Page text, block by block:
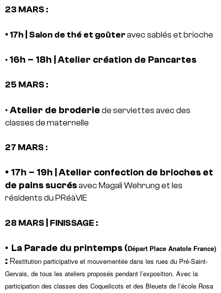
23 MARS :
• 17h Salon de thé et goûteravec sablés et brioche
• 16h – 18h | Atelier création de Pancartes
25 MARS :
• Atelier de broderie de serviettes avec des
classes de maternelle
27 MARS :
• 17h – 19h | Atelier confection de brioches et
de pains sucrésavec Magali Wehrung et les
résidents du PRéàVIE
28 MARS FINISSAGE :
• La Parade du printemps (Départ Place Anatole France)
: Restitution participative et mouvementée dans les rues du Pré-Saint-
Gervais, de tous les ateliers proposés pendant l’exposition. Avec la
participation des classes des Coquelicots et des Bleuets de l’école Rosa